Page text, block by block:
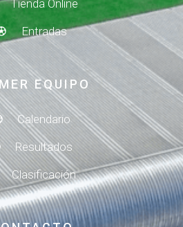
Tienda Online
Entradas
EQUIPO
Calendario
Resultados
Clasificación